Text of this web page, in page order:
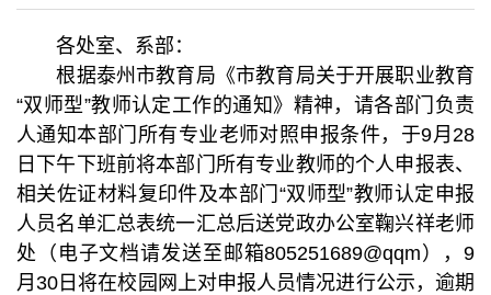
各处室、系部：
根据泰州市教育局《市教育局关于开展职业教育
“双师型”教师认定工作的通知》精神，请各部门负责
人通知本部门所有专业老师对照申报条件，于9月28
日下午下班前将本部门所有专业教师的个人申报表、
相关佐证材料复印件及本部门“双师型”教师认定申报
人员名单汇总表统一汇总后送党政办公室鞠兴祥老师
处（电子文档请发送至邮箱805251689@qqm），9
月30日将在校园网上对申报人员情况进行公示，逾期